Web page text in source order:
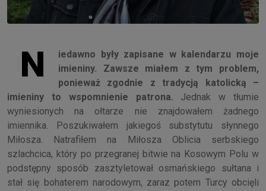
N
iedawno były zapisane w kalendarzu moje
imieniny. Zawsze miałem z tym problem,
ponieważ zgodnie z tradycją katolicką –
imieniny to wspomnienie patrona. Jednak w tłumie
wyniesionych na ołtarze nie znajdowałem żadnego
imiennika. Poszukiwałem jakiegoś substytutu słynnego
Miłosza. Natrafiłem na Miłosza Oblicia serbskiego
szlachcica, który po przegranej bitwie na Kosowym Polu w
podstępny sposób zasztyletował osmańskiego sułtana i
stał się bohaterem narodowym, zaraz potem Turcy obcięli